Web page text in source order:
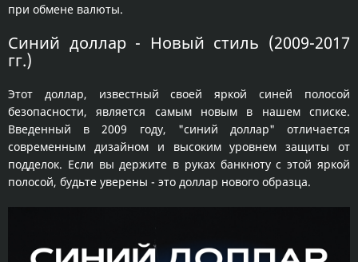
при обмене валюты.
Синий доллар - Новый стиль (2009-2017
гг.)
Этот доллар, известный своей яркой синей полосой
безопасности, является самым новым в нашем списке.
Введенный в 2009 году, "синий доллар" отличается
современным дизайном и высоким уровнем защиты от
подделок. Если вы держите в руках банкноту с этой яркой
полосой, будьте уверены - это доллар нового образца.